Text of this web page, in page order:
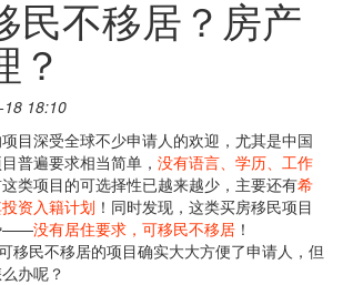
民不移居？房产
？
18 18:10
深受全球不少申请人的欢迎，尤其是中国
普遍要求相当简单， 没有语言、学历、工作
这类项目的可选择性已越来越少，主要还有希
资入籍计划 ！同时发现，这类买房移民项目
——没有居住要求，可移民不移居 ！
民不移居的项目确实大大方便了申请人，但
办呢？